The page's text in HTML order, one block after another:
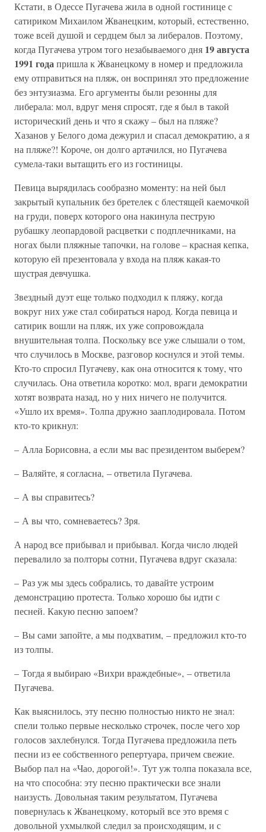
Кстати, в Одессе Пугачева жила в одной гостинице с
сатириком Михаилом Жванецким, который, естественно,
тоже всей душой и сердцем был за либералов. Поэтому,
когда Пугачева утром того незабываемого дня 19 августа
1991 годапришла к Жванецкому в номер и предложила
ему отправиться на пляж, он воспринял это предложение
без энтузиазма. Его аргументы были резонны для
либерала: мол, вдруг меня спросят, где я был в такой
исторический день и что я скажу – был на пляже?
Хазанов у Белого дома дежурил и спасал демократию, а я
на пляже?! Короче, он долго артачился, но Пугачева
сумела-таки вытащить его из гостиницы.
Певица вырядилась сообразно моменту: на ней был
закрытый купальник без бретелек с блестящей каемочкой
на груди, поверх которого она накинула пеструю
рубашку леопардовой расцветки с подплечниками, на
ногах были пляжные тапочки, на голове – красная кепка,
которую ей презентовала у входа на пляж какая-то
шустрая девчушка.
Звездный дуэт еще только подходил к пляжу, когда
вокруг них уже стал собираться народ. Когда певица и
сатирик вошли на пляж, их уже сопровождала
внушительная толпа. Поскольку все уже слышали о том,
что случилось в Москве, разговор коснулся и этой темы.
Кто-то спросил Пугачеву, как она относится к тому, что
случилась. Она ответила коротко: мол, враги демократии
хотят возврата назад, но у них ничего не получится.
«Ушло их время». Толпа дружно зааплодировала. Потом
кто-то крикнул:
– Алла Борисовна, а если мы вас президентом выберем?
– Валяйте, я согласна, – ответила Пугачева.
– А вы справитесь?
– А вы что, сомневаетесь? Зря.
А народ все прибывал и прибывал. Когда число людей
перевалило за полторы сотни, Пугачева вдруг сказала:
– Раз уж мы здесь собрались, то давайте устроим
демонстрацию протеста. Только хорошо бы идти с
песней. Какую песню запоем?
– Вы сами запойте, а мы подхватим, – предложил кто-то
из толпы.
– Тогда я выбираю «Вихри враждебные», – ответила
Пугачева.
Как выяснилось, эту песню полностью никто не знал:
спели только первые несколько строчек, после чего хор
голосов захлебнулся. Тогда Пугачева предложила петь
песни из ее собственного репертуара, причем свежие.
Выбор пал на «Чао, дорогой!». Тут уж толпа показала все,
на что способна: эту песню практически все знали
наизусть. Довольная таким результатом, Пугачева
повернулась к Жванецкому, который все это время с
довольной ухмылкой следил за происходящим, и с